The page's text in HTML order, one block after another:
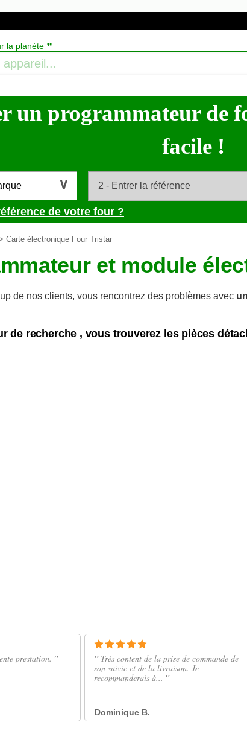
la planète ”
un programmateur de
facile !
de votre four ?
Carte électronique Four Tristar
et module
de nos clients, vous rencontrez des problèmes avec
de recherche , vous trouverez les pièces